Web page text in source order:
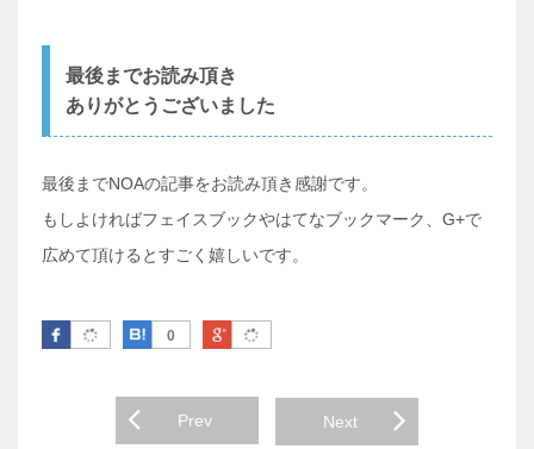
最後までお読み頂き
ありがとうございました
最後までNOAの記事をお読み頂き感謝です。
もしよければフェイスブックやはてなブックマーク、G+で
広めて頂けるとすごく嬉しいです。
Facebook 0
はてなブックマーク
Google Plus
Post navigation
Prev Next